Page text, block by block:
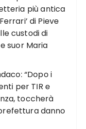
più antica
di Pieve
custodi di
suor Maria
“Dopo i
per TIR e
toccherà
danno